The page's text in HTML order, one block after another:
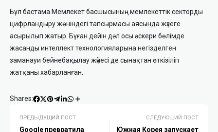
Бұл бастама Мемлекет басшысының мемлекеттік секторды
цифрландыру жөніндегі тапсырмасы аясында жүзеге
асырылып жатыр. Бұған дейін дәл осы әскери бөлімде
жасанды интеллект технологияларына негізделген
заманауи бейнебақылау жүйесі де сынақтан өткізіліп
жатқаны хабарланған.
Shares:
ПРЕДЫДУЩИЙ ПОСТ
Google превратила
СЛЕДУЮЩИЙ ПОСТ
Южная Корея запускает